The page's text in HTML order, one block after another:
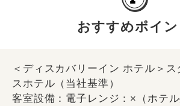
おすすめポイン
＜ディスカバリーイン ホテル＞ス
スホテル（当社基準）
客室設備：電子レンジ：×（ホテ